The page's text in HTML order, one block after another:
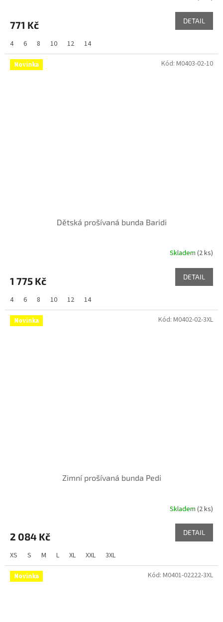
771 Kč DETAIL
4 6 8 10 12 14
Novinka
Dětská prošívaná bunda Baridi
Skladem (2 ks)
1 775 Kč DETAIL
4 6 8 10 12 14
Kód: M0403-02-10
Novinka
Zimní prošívaná bunda Pedi
Skladem (2 ks)
2 084 Kč DETAIL
XS S M L XL XXL 3XL
Kód: M0402-02-3XL
Novinka Kód: M0401-02222-3XL